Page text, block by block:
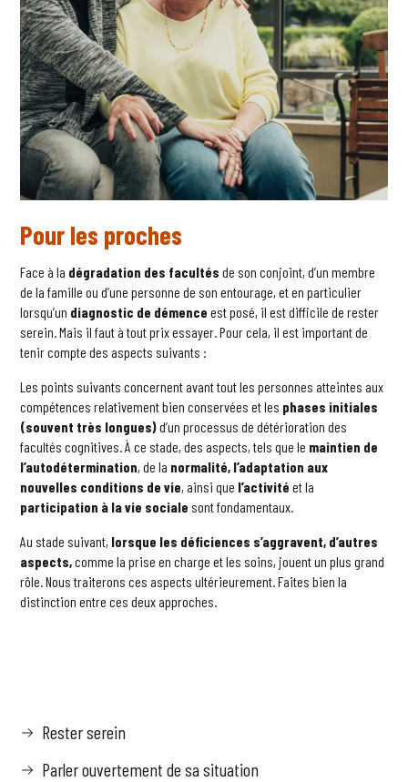
Pour les proches
Face à la dégradation des facultés de son conjoint, d’un membre
de la famille ou d’une personne de son entourage, et en particulier
lorsqu’un diagnostic de démence est posé, il est difficile de rester
serein. Mais il faut à tout prix essayer. Pour cela, il est important de
tenir compte des aspects suivants :
Les points suivants concernent avant tout les personnes atteintes aux
compétences relativement bien conservées et les phases initiales
(souvent très longues)d’un processus de détérioration des
facultés cognitives. À ce stade, des aspects, tels que le maintien de
l’autodétermination, de la normalité, l’adaptation aux
nouvelles conditions de vie, ainsi que l’activité et la
participation à la vie sociale sont fondamentaux.
Au stade suivant, lorsque les déficiences s’aggravent, d’autres
aspects,comme la prise en charge et les soins, jouent un plus grand
rôle. Nous traiterons ces aspects ultérieurement. Faites bien la
distinction entre ces deux approches.
Rester serein
Parler ouvertement de sa situation